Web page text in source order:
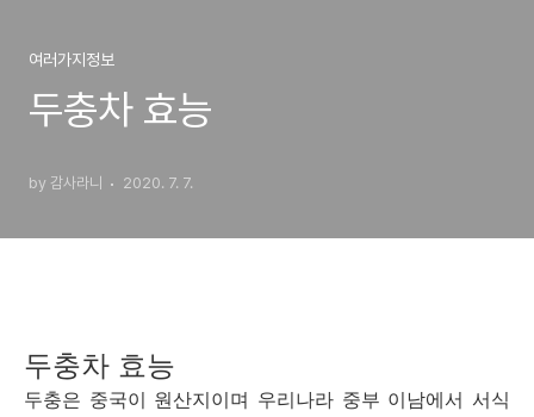
여러가지정보
두충차 효능
by 감사라니 2020. 7. 7.
두충차 효능
두충은 중국이 원산지이며 우리나라 중부 이남에서 서식